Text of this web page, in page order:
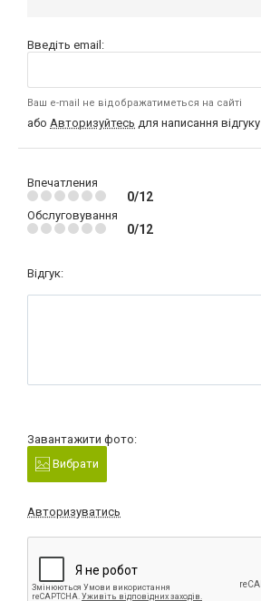
Введіть email:
Ваш e-mail не відображатиметься на сайті
або Авторизуйтесь для написання відгуку
Впечатления
0/12
Обслуговування
0/12
Відгук:
Завантажити фото:
Вибрати
Авторизуватись